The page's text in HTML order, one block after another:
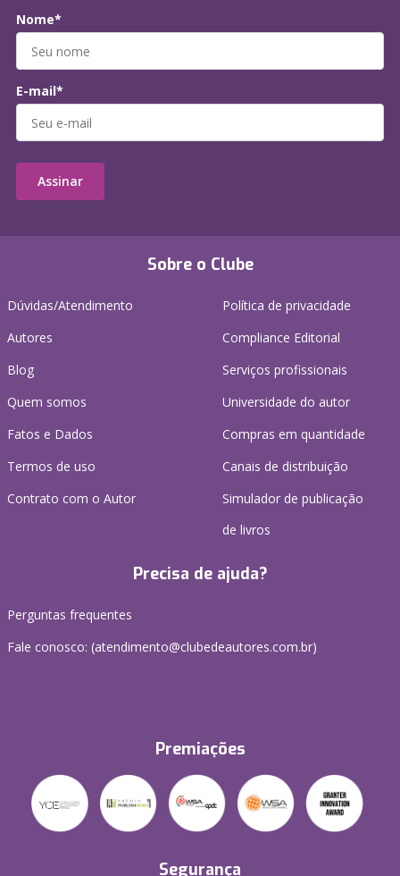
Sobre o Clube
Dúvidas/Atendimento
Autores
Blog
Quem somos
Fatos e Dados
Termos de uso
Contrato com o Autor
Política de privacidade
Compliance Editorial
Serviços profissionais
Universidade do autor
Compras em quantidade
Canais de distribuição
Simulador de publicação
de livros
Precisa de ajuda?
Perguntas frequentes
Fale conosco: (atendimento@clubedeautores.com.br)
Premiações
Segurança
Nome*
E-mail*
Assinar